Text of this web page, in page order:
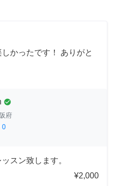
かったです！ ありがと
check_circle
府
0
スン致します。
¥2,000